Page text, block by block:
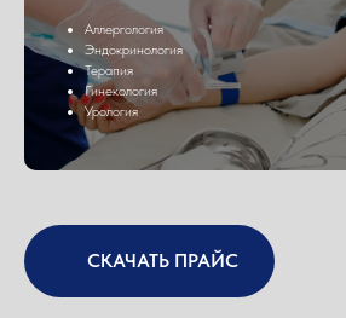
Аллергология
Эндокринология
Терапия
Гинекология
Урология
СКАЧАТЬ ПРАЙС